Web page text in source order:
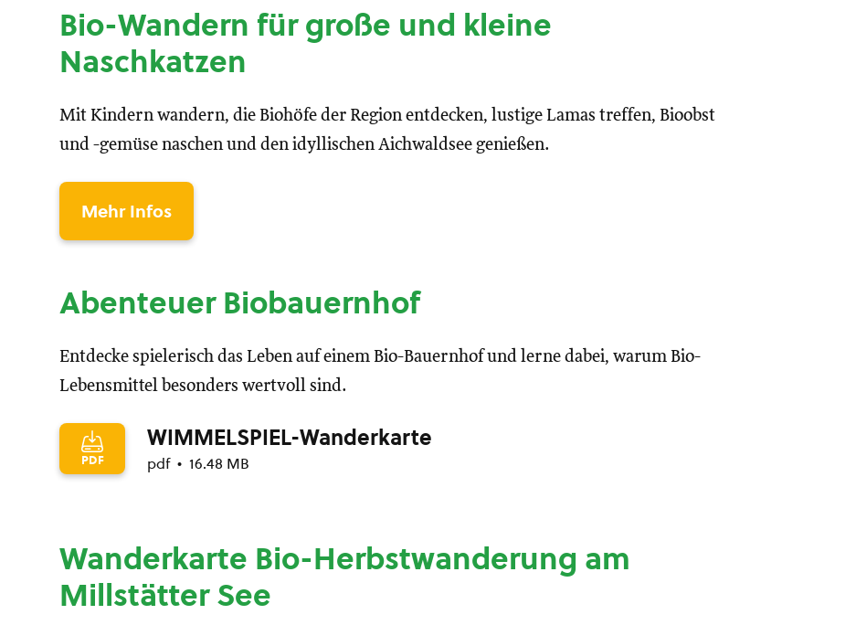
Bio-Wandern für große und kleine
Naschkatzen
Mit Kindern wandern, die Biohöfe der Region entdecken, lustige Lamas treffen, Bioobst
und -gemüse naschen und den idyllischen Aichwaldsee genießen.
Mehr Infos
Abenteuer Biobauernhof
Entdecke spielerisch das Leben auf einem Bio-Bauernhof und lerne dabei, warum Bio-
Lebensmittel besonders wertvoll sind.
PDF
WIMMELSPIEL-Wanderkarte
pdf 16.48 MB
Wanderkarte Bio-Herbstwanderung am
Millstätter See